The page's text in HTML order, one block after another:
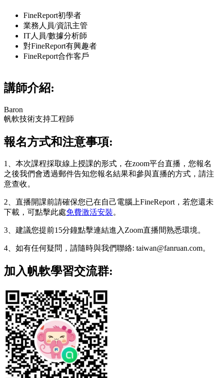
FineReport初學者
業務人員/資訊主管
IT人員/數據分析師
對FineReport有興趣者
FineReport合作客戶
講師介紹:
Baron
帆軟技術支持工程師
報名方式和注意事項:
1、本次課程採取線上授課的形式，在zoom平台直播，您報名
之後我們會透過郵件告知您報名結果和參與直播的方式，請注
意查收。
2、直播開課前請確保您已在自己電腦上FineReport，若您還未
下載，可點擊此處免費激活安裝。
3、建議您提前15分鐘點擊連結進入Zoom直播間熟悉環境。
4、如有任何疑問，請隨時與我們聯絡: taiwan@fanruan.com。
加入帆軟學習交流群: